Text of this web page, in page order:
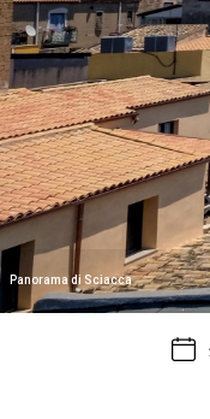
Panorama di Sciacca